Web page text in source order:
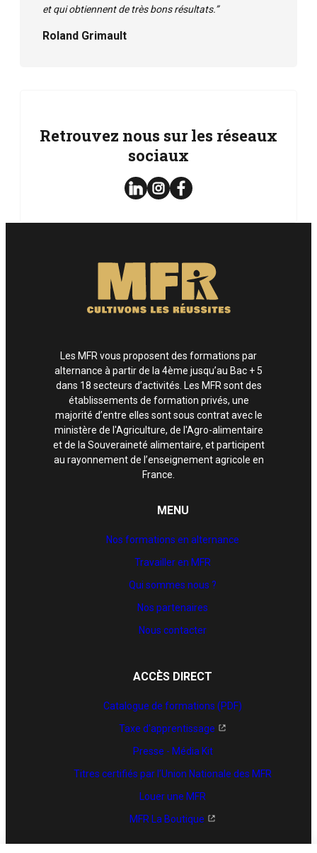
et qui obtiennent de très bons résultats.”
Roland Grimault
Retrouvez nous sur les réseaux
sociaux
Les MFR vous proposent des formations par
alternance à partir de la 4ème jusqu’au Bac + 5
dans 18 secteurs d’activités. Les MFR sont des
établissements de formation privés, une
majorité d’entre elles sont sous contrat avec le
ministère de l'Agriculture, de l'Agro-alimentaire
et de la Souveraineté alimentaire, et participent
au rayonnement de l’enseignement agricole en
France.
MENU
Nos formations en alternance
Travailler en MFR
Qui sommes nous ?
Nos partenaires
Nous contacter
ACCÈS DIRECT
Catalogue de formations (PDF)
Taxe d'apprentissage
Presse - Média Kit
Titres certifiés par l’Union Nationale des MFR
Louer une MFR
MFR La Boutique